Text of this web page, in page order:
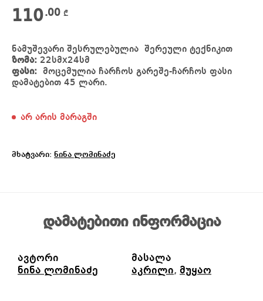
110.00 ₾
ნამუშევარი შესრულებულია შერეული ტექნიკით
ზომა: 22სმx24სმ
ფასი:
მოცემულია ჩარჩოს გარეშე-ჩარჩოს ფასი
დამატებით 45 ლარი.
არ არის მარაგში
მხატვარი: ნინა ლომინაძე
დამატებითი ინფორმაცია
ავტორი
ნინა ლომინაძე
მასალა
აკრილი, მუყაო